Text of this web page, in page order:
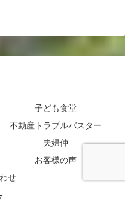
子ども食堂
不動産トラブルバスター
夫婦仲
お客様の声
せ